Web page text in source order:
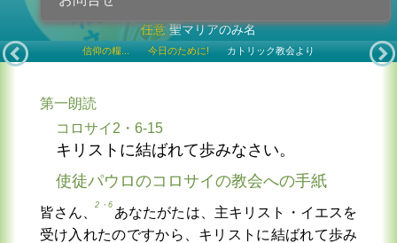
任意聖マリアのみ名
信仰の糧... 今日のために! カトリック教会より
第一朗読
コロサイ2・6-15
キリストに結ばれて歩みなさい。
使徒パウロのコロサイの教会への手紙
皆さん、
2・6
あなたがたは、主キリスト・イエスを
受け入れたのですから、キリストに結ばれて歩み